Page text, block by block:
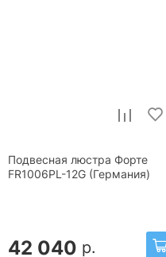
Подвесная люстра Форте
FR1006PL-12G (Германия)
42 040 р.